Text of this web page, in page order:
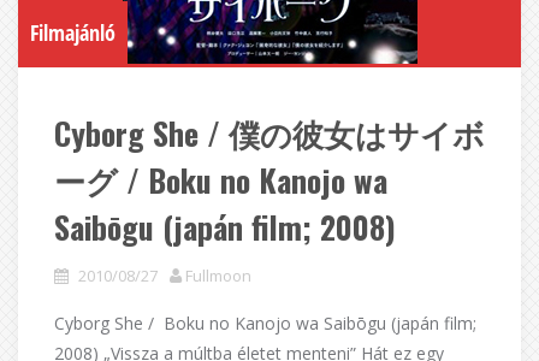
Filmajánló
Cyborg She / 僕の彼女はサイボ
ーグ / Boku no Kanojo wa
Saibōgu (japán film; 2008)
2010/08/27 Fullmoon
Cyborg She / Boku no Kanojo wa Saibōgu (japán film;
2008) „Vissza a múltba életet menteni” Hát ez egy